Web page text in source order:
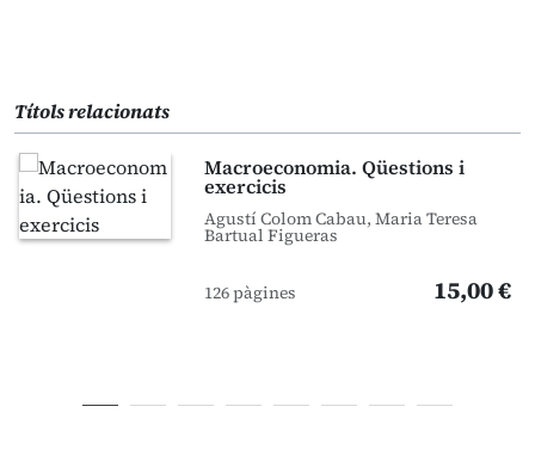
Títols relacionats
Macroeconomia. Qüestions i
exercicis
Agustí Colom Cabau, Maria Teresa
Bartual Figueras
126 pàgines 15,00 €